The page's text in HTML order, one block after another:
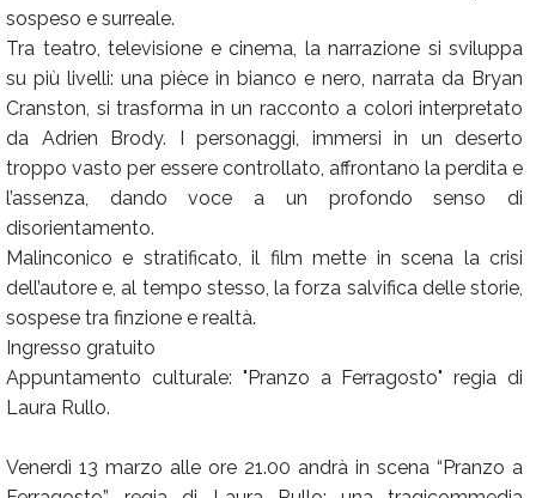
sospeso e surreale.
Tra teatro, televisione e cinema, la narrazione si sviluppa
su più livelli: una pièce in bianco e nero, narrata da Bryan
Cranston, si trasforma in un racconto a colori interpretato
da Adrien Brody. I personaggi, immersi in un deserto
troppo vasto per essere controllato, affrontano la perdita e
l’assenza, dando voce a un profondo senso di
disorientamento.
Malinconico e stratificato, il film mette in scena la crisi
dell’autore e, al tempo stesso, la forza salvifica delle storie,
sospese tra finzione e realtà.
Ingresso gratuito
Appuntamento culturale: "Pranzo a Ferragosto" regia di
Laura Rullo.
Venerdì 13 marzo alle ore 21.00 andrà in scena “Pranzo a